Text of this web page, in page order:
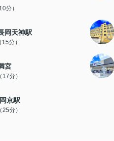
分）
岡天神駅
分）
宮
分）
京駅
分）